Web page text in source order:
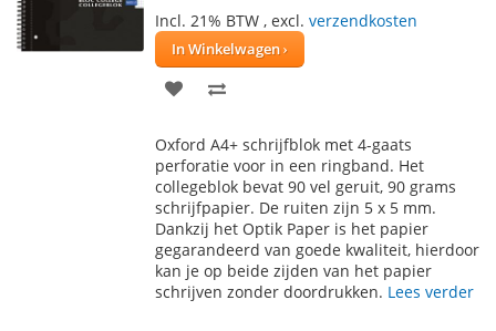
Incl. 21% BTW , excl. verzendkosten
In Winkelwagen
VOEG
AAN
VERLANGLIJST
TE
VERGELIJKEN
Oxford A4+ schrijfblok met 4-gaats
perforatie voor in een ringband. Het
collegeblok bevat 90 vel geruit, 90 grams
schrijfpapier. De ruiten zijn 5 x 5 mm.
Dankzij het Optik Paper is het papier
gegarandeerd van goede kwaliteit, hierdoor
kan je op beide zijden van het papier
schrijven zonder doordrukken. Lees verder